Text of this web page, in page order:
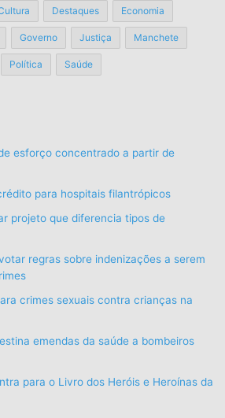
Destaques Economia
Governo Justiça Manchete
Política Saúde
esforço concentrado a partir de
para hospitais filantrópicos
projeto que diferencia tipos de
regras sobre indenizações a serem
crimes sexuais contra crianças na
emendas da saúde a bombeiros
para o Livro dos Heróis e Heroínas da